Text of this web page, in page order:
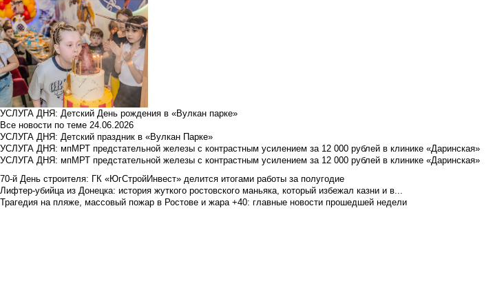
УСЛУГА ДНЯ: Детский День рождения в «Вулкан парке»
Все новости по теме 24.06.2026
УСЛУГА ДНЯ: Детский праздник в «Вулкан Парке»
УСЛУГА ДНЯ: мпМРТ предстательной железы с контрастным усилением за 12 000 рублей в клинике «Даринская»
УСЛУГА ДНЯ: мпМРТ предстательной железы с контрастным усилением за 12 000 рублей в клинике «Даринская»
70-й День строителя: ГК «ЮгСтройИнвест» делится итогами работы за полугодие
Лифтер-убийца из Донецка: история жуткого ростовского маньяка, который избежал казни и в...
Трагедия на пляже, массовый пожар в Ростове и жара +40: главные новости прошедшей недели